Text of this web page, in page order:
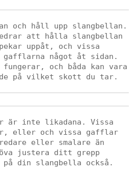
och håll upp slangbellan.
att hålla slangbellan
uppåt, och vissa
något åt ​​sidan.
fungerar, och båda kan vara
på vilket skott du tar.
är inte likadana. Vissa
eller och vissa gafflar
eller smalare än
justera ditt grepp
på din slangbella också.